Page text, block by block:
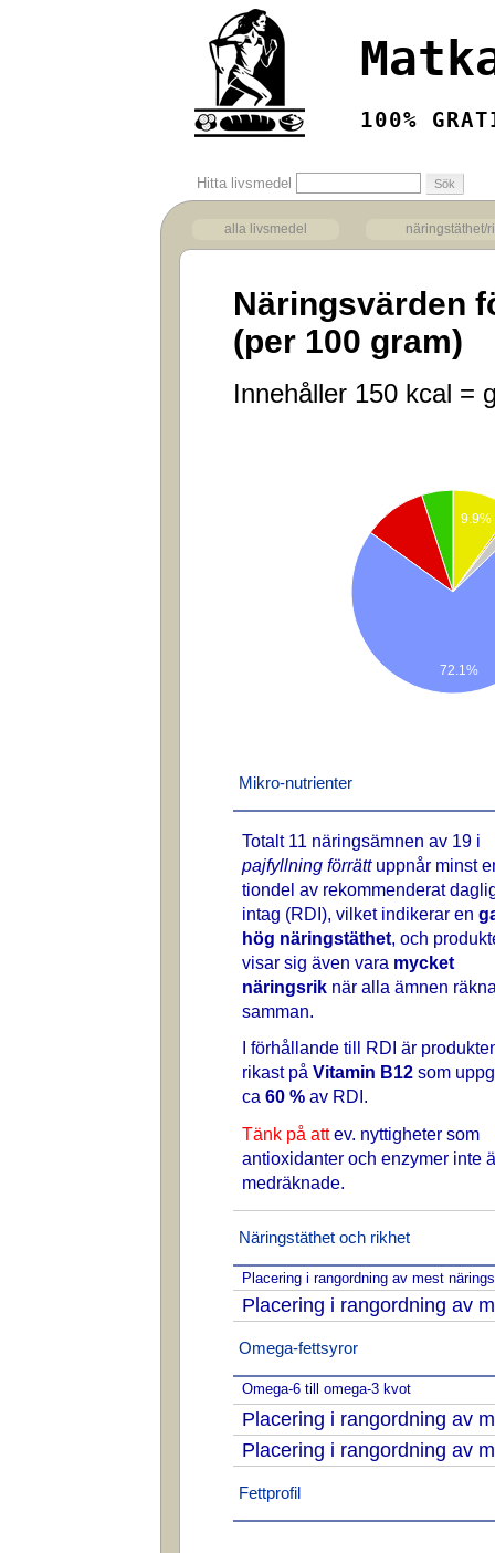
100%
Hitta livsmedel
alla livsmedel näringstäthet/
Näringsvärden
(per 100 gram)
Innehåller 150 kcal =
9.9%
72.1%
Mikro-nutrienter
Totalt 11 näringsämnen av 19 i
pajfyllning förrättuppnår minst
tiondel av rekommenderat
intag (RDI), vilket indikerar en
hög näringstäthet, och
visar sig även vara mycket
näringsrik när alla ämnen
samman.
I förhållande till RDI är
rikast på Vitamin B12 som
ca 60 % av RDI.
Tänk på attev. nyttigheter som
antioxidanter och enzymer inte
medräknade.
Näringstäthet och rikhet
Placering i rangordning av mest
Placering i rangordning av
Omega-fettsyror
Omega-6 till omega-3 kvot
Placering i rangordning av
Placering i rangordning av
Fettprofil